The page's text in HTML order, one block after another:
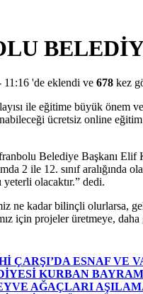
11:16 'de eklendi ve 678 kez
ile eğitime büyük önem
ücretsiz online
Belediye Başkanı Elif
2 ile 12. sınıf aralığında
yeterli olacaktır.” dedi.
ne kadar bilinçli olurlarsa,
için projeler üretmeye,
ÇARŞI’DA ESNAF VE
KURBAN
AĞAÇLARI